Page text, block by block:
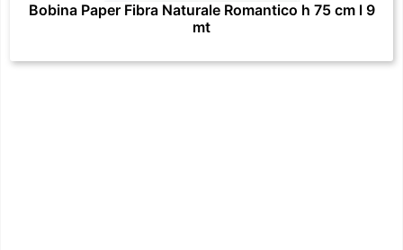
Bobina Paper Fibra Naturale Romantico h 75 cm l 9
mt